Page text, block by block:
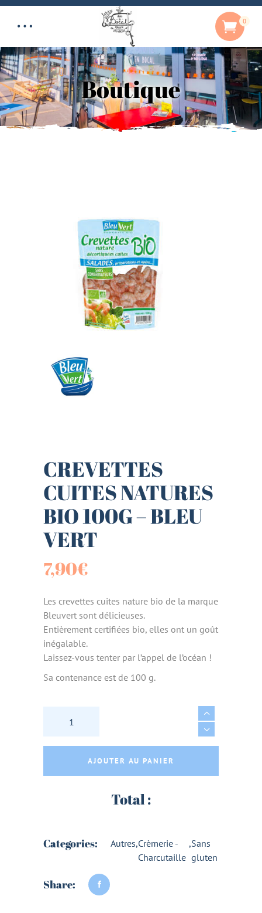
0
Boutique
CREVETTES
CUITES NATURES
BIO 100G – BLEU
VERT
7,90€
Les crevettes cuites nature bio de la marque
Bleuvert sont délicieuses.
Entièrement certifiées bio, elles ont un goût
inégalable.
Laissez-vous tenter par l’appel de l’océan !
Sa contenance est de 100 g.
CREVETTES CUITES NATURES BIO 100G -
AJOUTER AU PANIER
Total :
Categories: Autres,Crèmerie -
Charcutaille
,Sans
gluten
Share: